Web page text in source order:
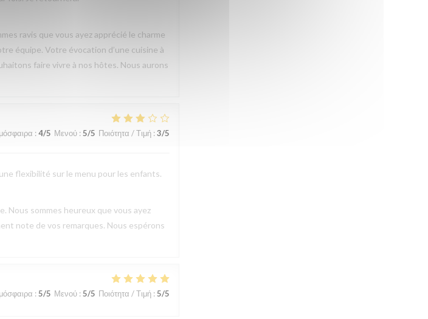
ravis que vous ayez apprécié le charme
équipe. Votre évocation d’une cuisine à
faire vivre à nos hôtes. Nous aurons
: 4/5 Μενού: 5/5 Ποιότητα / Τιμή: 3/5
flexibilité sur le menu pour les enfants.
Nous sommes heureux que vous ayez
note de vos remarques. Nous espérons
: 5/5 Μενού: 5/5 Ποιότητα / Τιμή: 5/5